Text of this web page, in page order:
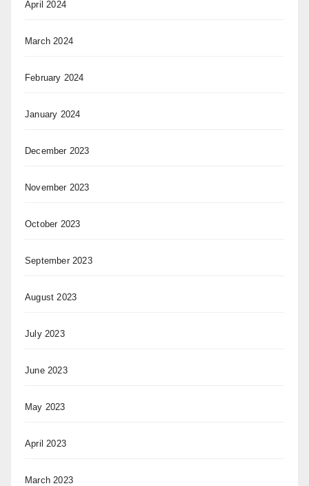
April 2024
March 2024
February 2024
January 2024
December 2023
November 2023
October 2023
September 2023
August 2023
July 2023
June 2023
May 2023
April 2023
March 2023